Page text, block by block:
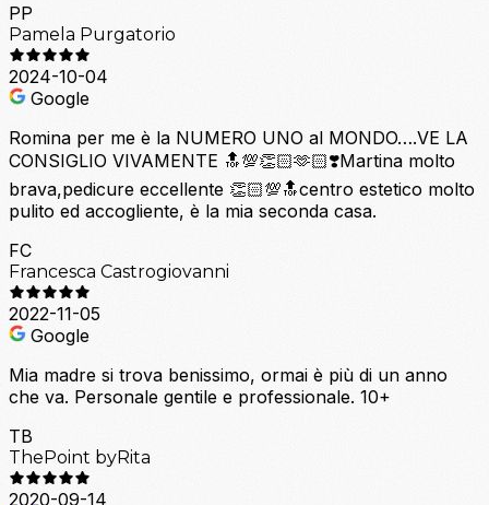
PP
Pamela Purgatorio
2024-10-04
Google
Romina per me è la NUMERO UNO al MONDO….VE LA
CONSIGLIO VIVAMENTE 🔝💯👏🏻🫶🏻❣️Martina molto
brava,pedicure eccellente 👏🏻💯🔝centro estetico molto
pulito ed accogliente, è la mia seconda casa.
FC
Francesca Castrogiovanni
2022-11-05
Google
Mia madre si trova benissimo, ormai è più di un anno
che va. Personale gentile e professionale. 10+
TB
ThePoint byRita
2020-09-14